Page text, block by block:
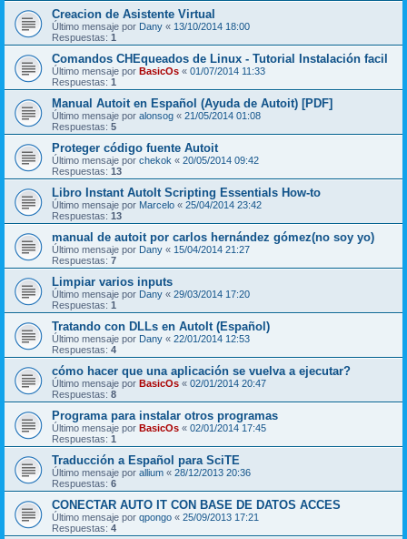
Creacion de Asistente Virtual
Último mensaje por Dany « 13/10/2014 18:00
Respuestas: 1
Comandos CHEqueados de Linux - Tutorial Instalación facil
Último mensaje por BasicOs « 01/07/2014 11:33
Respuestas: 1
Manual Autoit en Español (Ayuda de Autoit) [PDF]
Último mensaje por alonsog « 21/05/2014 01:08
Respuestas: 5
Proteger código fuente Autoit
Último mensaje por chekok « 20/05/2014 09:42
Respuestas: 13
Libro Instant AutoIt Scripting Essentials How-to
Último mensaje por Marcelo « 25/04/2014 23:42
Respuestas: 13
manual de autoit por carlos hernández gómez(no soy yo)
Último mensaje por Dany « 15/04/2014 21:27
Respuestas: 7
Limpiar varios inputs
Último mensaje por Dany « 29/03/2014 17:20
Respuestas: 1
Tratando con DLLs en AutoIt (Español)
Último mensaje por Dany « 22/01/2014 12:53
Respuestas: 4
cómo hacer que una aplicación se vuelva a ejecutar?
Último mensaje por BasicOs « 02/01/2014 20:47
Respuestas: 8
Programa para instalar otros programas
Último mensaje por BasicOs « 02/01/2014 17:45
Respuestas: 1
Traducción a Español para SciTE
Último mensaje por allium « 28/12/2013 20:36
Respuestas: 6
CONECTAR AUTO IT CON BASE DE DATOS ACCES
Último mensaje por qpongo « 25/09/2013 17:21
Respuestas: 4